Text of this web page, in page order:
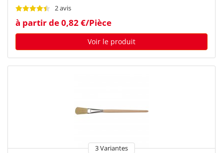
2 avis
à partir de 0,82 €/Pièce
Voir le produit
3 Variantes